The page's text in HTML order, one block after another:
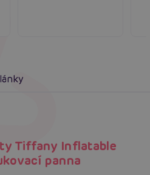
Tiffany Inflatable
panna